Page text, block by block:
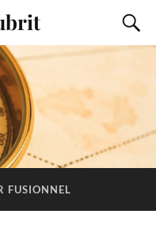
FUSIONNEL